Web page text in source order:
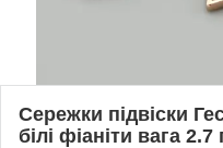
Сережки підвіски
білі фіаніти вага